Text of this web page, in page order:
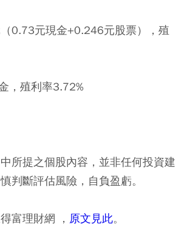
0.73元現金+0.246元股票），殖
，殖利率3.72%
所提之個股內容，並非任何投資建
判斷評估風險，自負盈虧。
富理財網 ， 原文見此。